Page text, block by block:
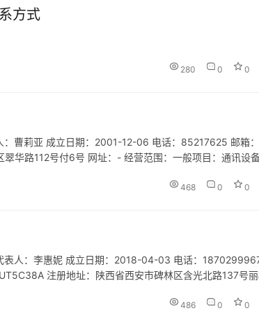
方式
280 0 0
：曹莉亚 成立日期：2001-12-06 电话：85217625 邮箱
华路112号付6号 网址：- 经营范围：一般项目：通讯设
468 0 0
表人：李惠妮 成立日期：2018-04-03 电话：
注册地址：陕西省西安市碑林区含光北路137号
486 0 0